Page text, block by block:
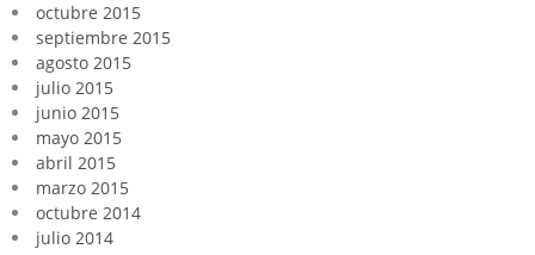
octubre 2015
septiembre 2015
agosto 2015
julio 2015
junio 2015
mayo 2015
abril 2015
marzo 2015
octubre 2014
julio 2014